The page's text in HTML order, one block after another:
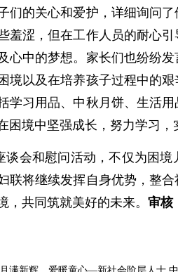
们的关心和爱护，详细询问
羞涩，但在工作人员的耐心
心中的梦想。家长们也纷纷
境以及在培养孩子过程中的
学习用品、中秋月饼、生活
困境中坚强成长，努力学习，
会和慰问活动，不仅为困境
联将继续发挥自身优势，整
，共同筑就美好的未来。 审核
月满新辉，爱暖童心—新社会阶层人士